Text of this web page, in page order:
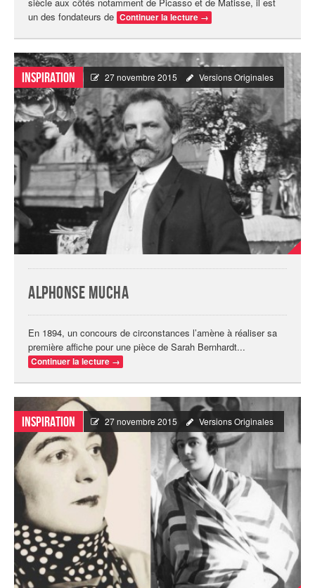
un des fondateurs de Continuer la lecture →
Inspiration 27 novembre 2015 Versions Originales
Alphonse Mucha
En 1894, un concours de circonstances l’amène à réaliser sa
première affiche pour une pièce de Sarah Bernhardt...
Continuer la lecture →
Inspiration 27 novembre 2015 Versions Originales